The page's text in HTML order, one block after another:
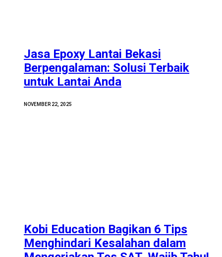
Jasa Epoxy Lantai Bekasi
Berpengalaman: Solusi Terbaik
untuk Lantai Anda
NOVEMBER 22, 2025
Kobi Education Bagikan 6 Tips
Menghindari Kesalahan dalam